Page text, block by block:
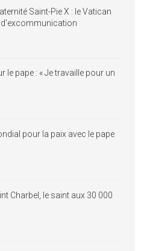
Saint-Pie X : le Vatican
le pape : « Je travaille pour un
pour la paix avec le pape
Charbel, le saint aux 30 000